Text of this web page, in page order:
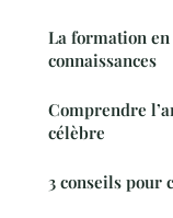
La formation
connaissances
Comprendre
célèbre
3 conseils pour